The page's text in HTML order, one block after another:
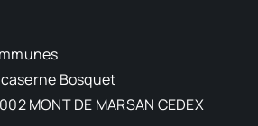
caserne Bosquet
MONT DE MARSAN CEDEX